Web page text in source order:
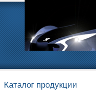
Каталог продукции